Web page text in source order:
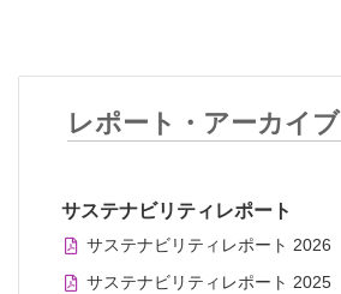
レポート・アーカイブ
サステナビリティレポート
サステナビリティレポート 2026
サステナビリティレポート 2025